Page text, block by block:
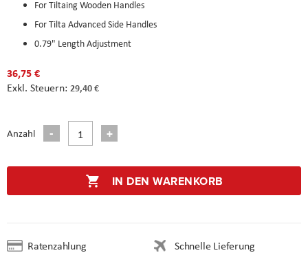
For Tiltaing Wooden Handles
For Tilta Advanced Side Handles
0.79" Length Adjustment
36,75 €
29,40 €
Anzahl
IN DEN WARENKORB
Ratenzahlung
Schnelle Lieferung